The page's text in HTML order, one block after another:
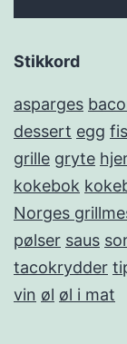
Stikkord
asparges
dessert egg
grille gryte
kokebok
Norges
pølser saus
tacokrydder
vin øl øl i mat